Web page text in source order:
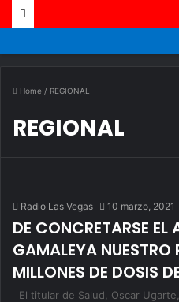
Home / REGIONAL
REGIONAL
Radio Las Vegas 10 marzo, 2021
DE CONCRETARSE EL
GAMALEYA NUESTRO
MILLONES DE DOSIS
El titular de Salud, Oscar